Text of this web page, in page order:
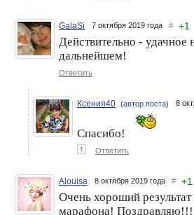
GalaSi 7 октября 2019 года # +1
Действительно - удачное
дальнейшем!
Ответить
Ксения40 (автор поста) 8
Спасибо!
↑ Ответить
Alouisa 8 октября 2019 года # +1
Очень хороший
марафона! Поздравляю!!!